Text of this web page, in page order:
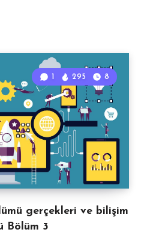
gerçekleri ve bilişim
Bölüm 3
1 295 8